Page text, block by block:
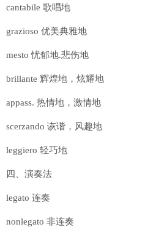
cantabile 歌唱地
grazioso 优美典雅地
mesto 忧郁地.悲伤地
brillante 辉煌地，炫耀地
appass. 热情地，激情地
scerzando 诙谐，风趣地
leggiero 轻巧地
四、演奏法
legato 连奏
nonlegato 非连奏